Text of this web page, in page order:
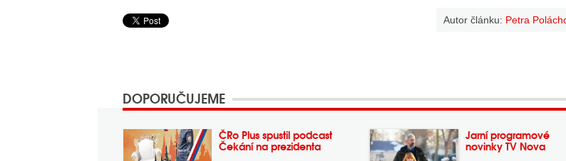
Autor článku: Petra
DOPORUČUJEME
ČRo Plus spustil podcast
Čekání na prezidenta
Jarní programové
novinky TV Nova